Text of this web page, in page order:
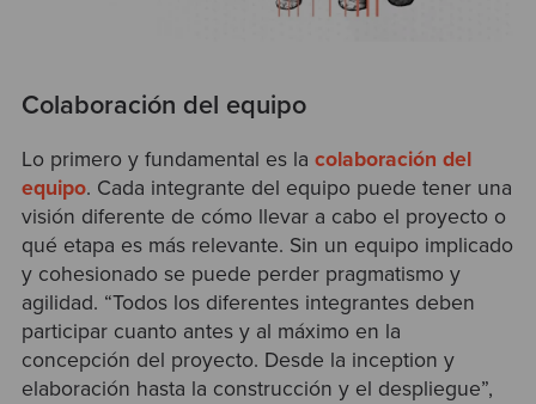
Colaboración del equipo
Lo primero y fundamental es la colaboración del
equipo. Cada integrante del equipo puede tener una
visión diferente de cómo llevar a cabo el proyecto o
qué etapa es más relevante. Sin un equipo implicado
y cohesionado se puede perder pragmatismo y
agilidad. “Todos los diferentes integrantes deben
participar cuanto antes y al máximo en la
concepción del proyecto. Desde la inception y
elaboración hasta la construcción y el despliegue”,